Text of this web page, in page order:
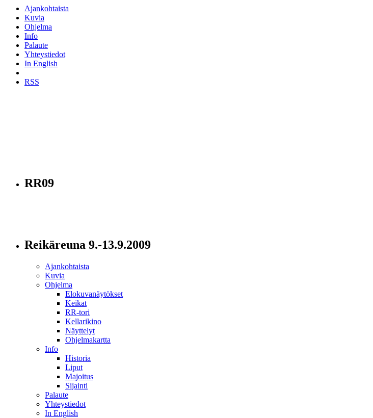
Ajankohtaista
Kuvia
Ohjelma
Info
Palaute
Yhteystiedot
In English
RSS
RR09
Reikäreuna 9.-13.9.2009
Ajankohtaista
Kuvia
Ohjelma
Elokuvanäytökset
Keikat
RR-tori
Kellarikino
Näyttelyt
Ohjelmakartta
Info
Historia
Liput
Majoitus
Sijainti
Palaute
Yhteystiedot
In English